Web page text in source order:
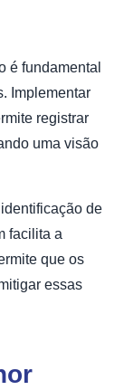
é fundamental
Implementar
registrar
uma visão
de
facilita a
que os
essas